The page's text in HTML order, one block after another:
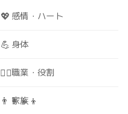
💖 感情・ハート
💪 身体
🧑‍⚕️職業・役割
👨‍👩‍👧‍👦
家族